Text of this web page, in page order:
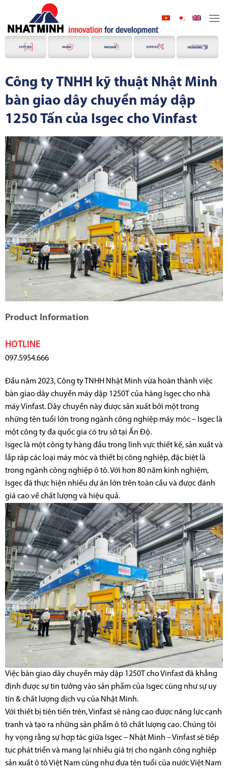
content
Công ty TNHH kỹ thuật Nhật Minh
bàn giao dây chuyền máy dập
1250 Tấn của Isgec cho Vinfast
Product Information
HOTLINE
097.5954.666
Đầu năm 2023, Công ty TNHH Nhật Minh vừa hoàn thành việc
bàn giao dây chuyền máy dập 1250T của hãng Isgec cho nhà
máy Vinfast. Dây chuyền này được sản xuất bởi một trong
những tên tuổi lớn trong ngành công nghiệp máy móc – Isgec là
một công ty đa quốc gia có trụ sở tại Ấn Độ.
Isgec là một công ty hàng đầu trong lĩnh vực thiết kế, sản xuất và
lắp ráp các loại máy móc và thiết bị công nghiệp, đặc biệt là
trong ngành công nghiệp ô tô. Với hơn 80 năm kinh nghiệm,
Isgec đã thực hiện nhiều dự án lớn trên toàn cầu và được đánh
giá cao về chất lượng và hiệu quả.
Việc bàn giao dây chuyền máy dập 1250T cho Vinfast đã khẳng
định được sự tin tưởng vào sản phẩm của Isgec cũng như sự uy
tín & chất lượng dịch vụ của Nhật Minh.
Với thiết bị tiên tiến trên, Vinfast sẽ nâng cao được năng lực cạnh
tranh và tạo ra những sản phẩm ô tô chất lượng cao. Chúng tôi
hy vọng rằng sự hợp tác giữa Isgec – Nhật Minh – Vinfast sẽ tiếp
tục phát triển và mang lại nhiều giá trị cho ngành công nghiệp
sản xuất ô tô Việt Nam cũng như đưa tên tuổi của nước Việt Nam